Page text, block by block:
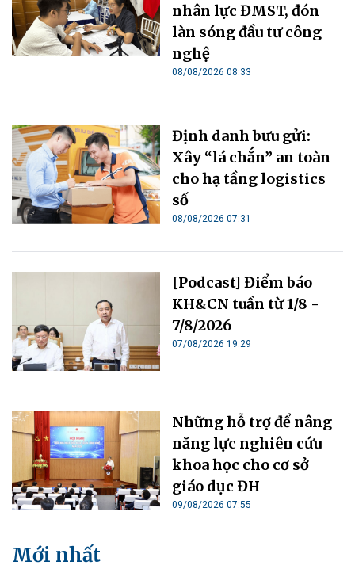
nhân lực ĐMST, đón
làn sóng đầu tư công
nghệ
08/08/2026 08:33
Định danh bưu gửi:
Xây “lá chắn” an toàn
cho hạ tầng logistics
số
08/08/2026 07:31
[Podcast] Điểm báo
KH&CN tuần từ 1/8 -
7/8/2026
07/08/2026 19:29
Những hỗ trợ để nâng
năng lực nghiên cứu
khoa học cho cơ sở
giáo dục ĐH
09/08/2026 07:55
Mới nhất